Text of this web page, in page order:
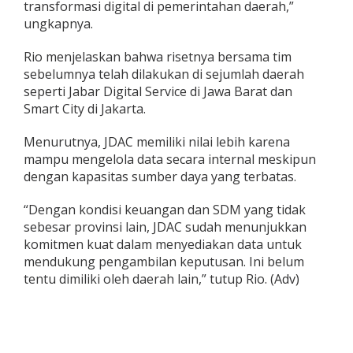
transformasi digital di pemerintahan daerah,”
ungkapnya.
Rio menjelaskan bahwa risetnya bersama tim
sebelumnya telah dilakukan di sejumlah daerah
seperti Jabar Digital Service di Jawa Barat dan
Smart City di Jakarta.
Menurutnya, JDAC memiliki nilai lebih karena
mampu mengelola data secara internal meskipun
dengan kapasitas sumber daya yang terbatas.
“Dengan kondisi keuangan dan SDM yang tidak
sebesar provinsi lain, JDAC sudah menunjukkan
komitmen kuat dalam menyediakan data untuk
mendukung pengambilan keputusan. Ini belum
tentu dimiliki oleh daerah lain,” tutup Rio. (Adv)